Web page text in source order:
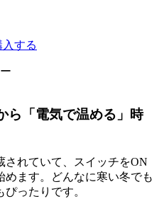
する
ら「電気で温める」時
されていて、スイッチをON
めます。どんなに寒い冬でも
ったりです。